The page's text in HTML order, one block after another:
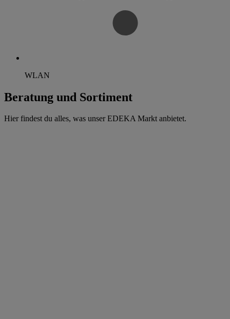
WLAN
Beratung und Sortiment
Hier findest du alles, was unser EDEKA Markt anbietet.